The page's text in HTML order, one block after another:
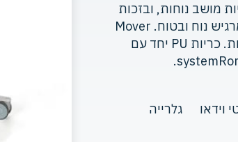
מושב נוחות, ובזכות
קשר עין מתמיד עם המטפל, המשתמש תמיד מרגיש נוח ובטוח. Mover
Aqua החדש תוכנן במיוחד לשימוש גם במקלחות. כריות PU יחד עם
וידאו גלרייה